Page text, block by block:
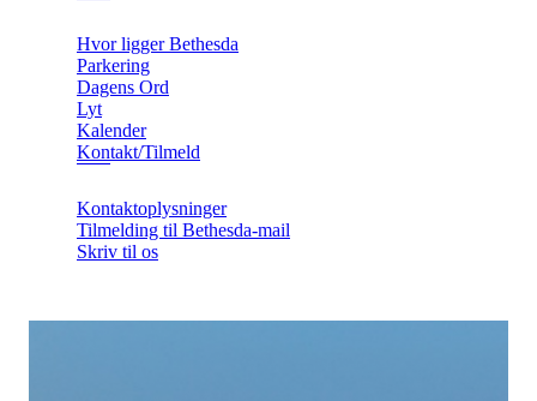
Hvor ligger Bethesda
Parkering
Dagens Ord
Lyt
Kalender
Kontakt/Tilmeld
Kontaktoplysninger
Tilmelding til Bethesda-mail
Skriv til os